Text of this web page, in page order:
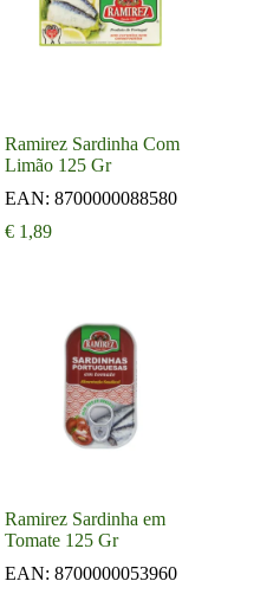
Ramirez Sardinha Com
Limão 125 Gr
EAN:8700000088580
€ 1,89
Ramirez Sardinha em
Tomate 125 Gr
EAN:8700000053960